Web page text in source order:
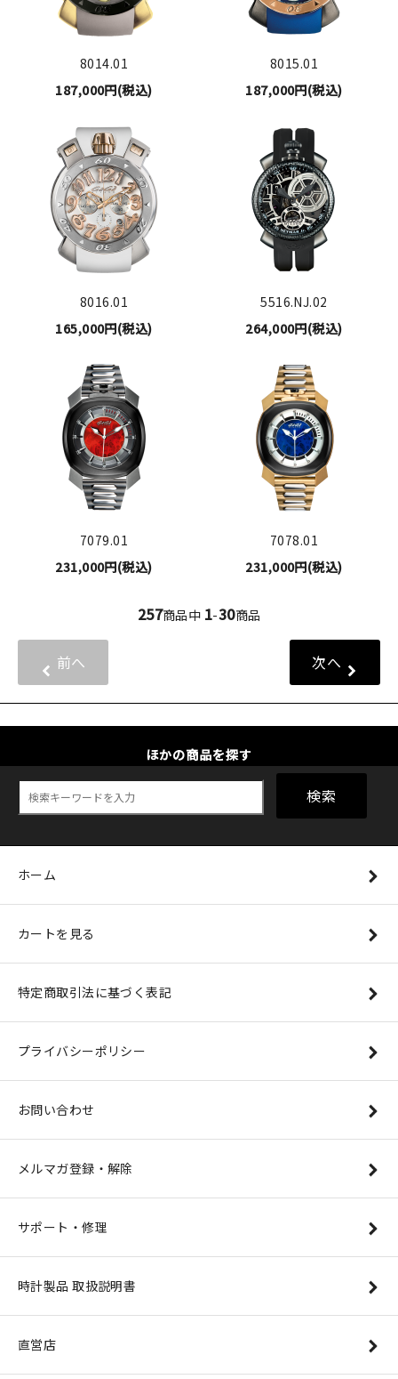
8014.01
187,000円(税込)
8015.01
187,000円(税込)
8016.01
165,000円(税込)
5516.NJ.02
264,000円(税込)
7079.01
231,000円(税込)
7078.01
231,000円(税込)
257商品中 1-30商品
前へ 次へ
ほかの商品を探す
検索
ホーム
カートを見る
特定商取引法に基づく表記
プライバシーポリシー
お問い合わせ
メルマガ登録・解除
サポート・修理
時計製品 取扱説明書
直営店